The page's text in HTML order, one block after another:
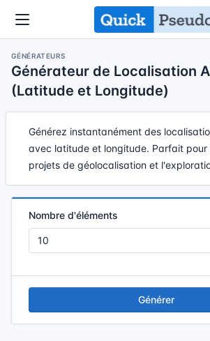
GÉNÉRATEURS
Générateur de Localisation
(Latitude et Longitude)
Générez instantanément des
avec latitude et longitude. Parfait pour
projets de géolocalisation et
Nombre d'éléments
Générer